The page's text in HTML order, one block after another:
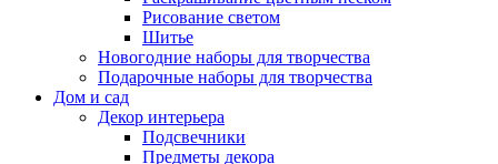
Рисование светом
Шитье
Новогодние наборы для творчества
Подарочные наборы для творчества
Дом и сад
Декор интерьера
Подсвечники
Предметы декора